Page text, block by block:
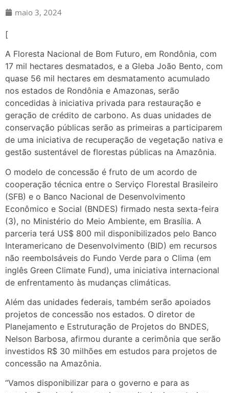
maio 3, 2024
[
A Floresta Nacional de Bom Futuro, em Rondônia, com
17 mil hectares desmatados, e a Gleba João Bento, com
quase 56 mil hectares em desmatamento acumulado
nos estados de Rondônia e Amazonas, serão
concedidas à iniciativa privada para restauração e
geração de crédito de carbono. As duas unidades de
conservação públicas serão as primeiras a participarem
de uma iniciativa de recuperação de vegetação nativa e
gestão sustentável de florestas públicas na Amazônia.
O modelo de concessão é fruto de um acordo de
cooperação técnica entre o Serviço Florestal Brasileiro
(SFB) e o Banco Nacional de Desenvolvimento
Econômico e Social (BNDES) firmado nesta sexta-feira
(3), no Ministério do Meio Ambiente, em Brasília. A
parceria terá US$ 800 mil disponibilizados pelo Banco
Interamericano de Desenvolvimento (BID) em recursos
não reembolsáveis do Fundo Verde para o Clima (em
inglês Green Climate Fund), uma iniciativa internacional
de enfrentamento às mudanças climáticas.
Além das unidades federais, também serão apoiados
projetos de concessão nos estados. O diretor de
Planejamento e Estruturação de Projetos do BNDES,
Nelson Barbosa, afirmou durante a cerimônia que serão
investidos R$ 30 milhões em estudos para projetos de
concessão na Amazônia.
“Vamos disponibilizar para o governo e para as